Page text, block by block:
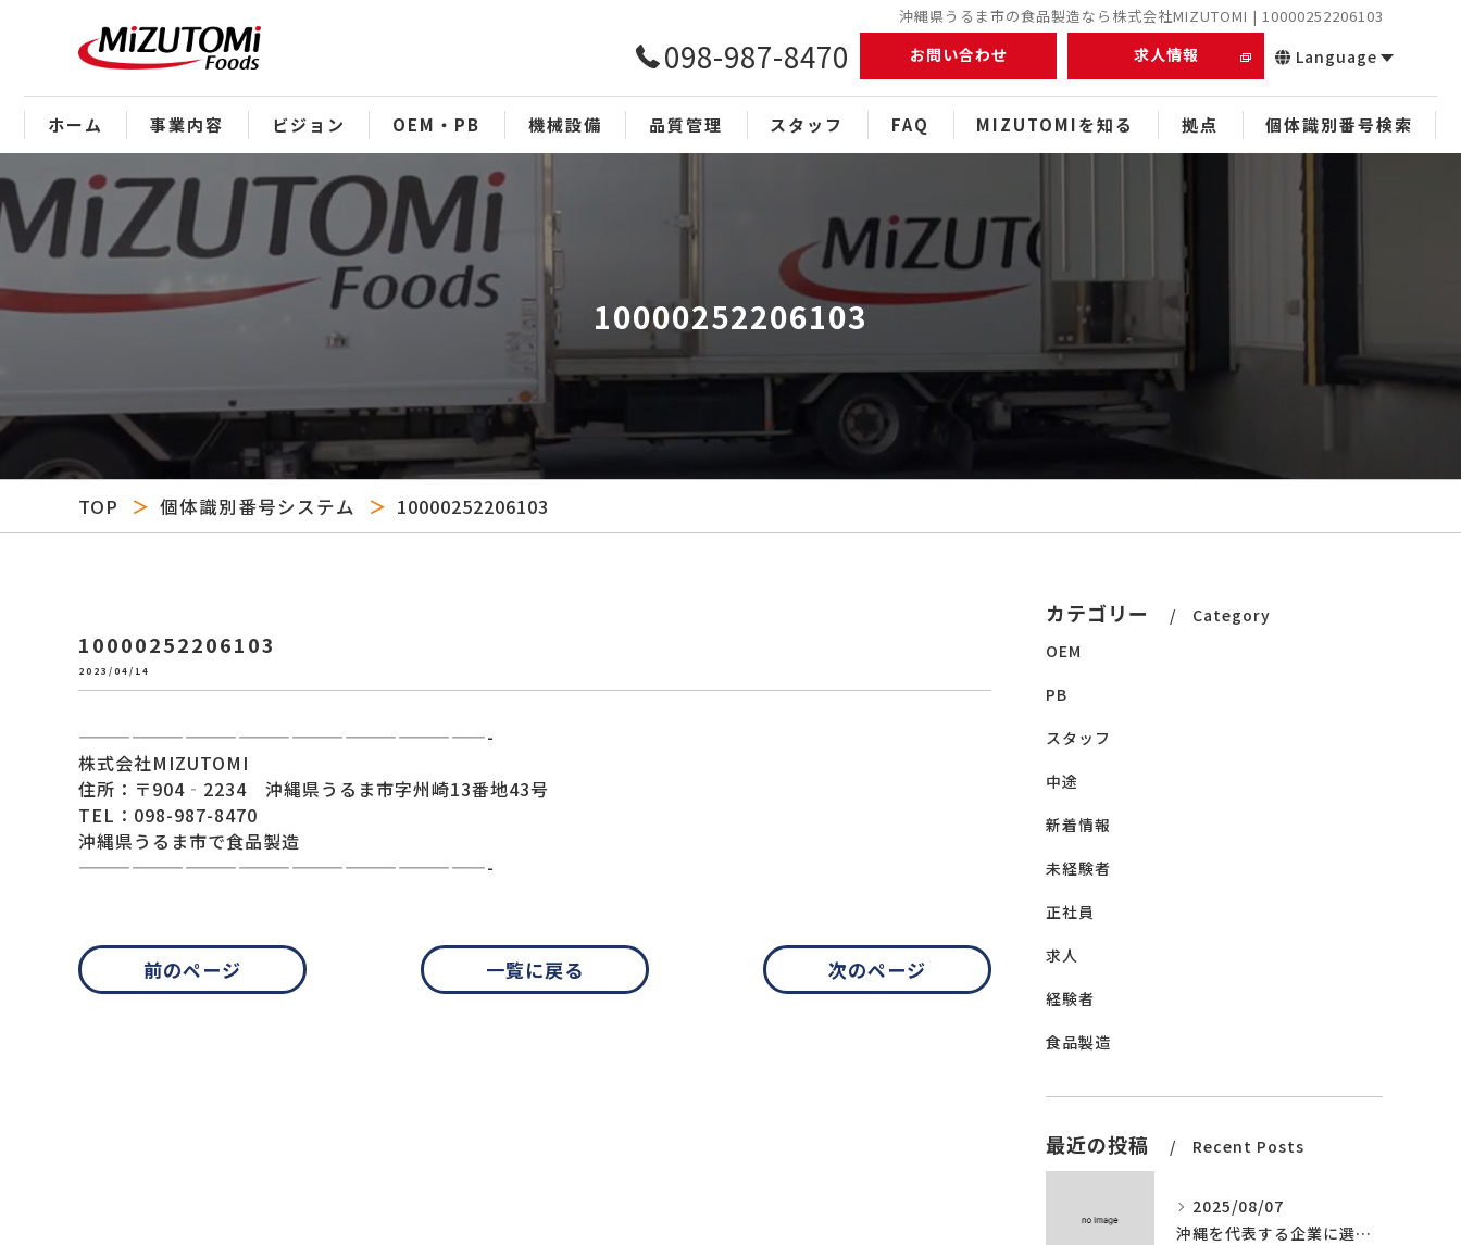
沖縄県うるま市の食品製造なら株式会社MIZUTOMI | 10000252206103
098-987-8470 お問い合わせ 求人情報 Language
ホーム 事業内容 ビジョン OEM・PB 機械設備 品質管理 スタッフ FAQ MIZUTOMIを知る
未経験者
経験者
スタッフ
ぬれアンダギー
拠点 個体識別番号検索
10000252206103
TOP 個体識別番号システム 10000252206103
10000252206103
2023/04/14
———————————————————————-
株式会社MIZUTOMI
住所：〒904‐2234 沖縄県うるま市字州崎13番地43号
TEL：098-987-8470
沖縄県うるま市で食品製造
———————————————————————-
前のページ 一覧に戻る 次のページ
カテゴリー
Category
OEM
PB
スタッフ
中途
新着情報
未経験者
正社員
求人
経験者
食品製造
最近の投稿 Recent Posts
2025/08/07
沖縄を代表する企業に選ばれました。